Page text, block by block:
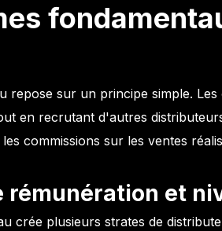
repose sur un principe simple.
en recrutant d'autres
commissions sur les ventes
rémunération et
crée plusieurs strates de